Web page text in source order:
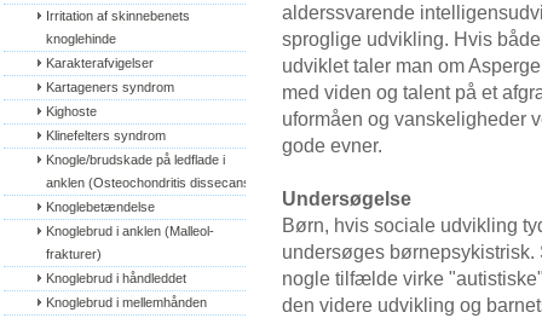
Irritation af skinnebenets
knoglehinde
Karakterafvigelser
Kartageners syndrom
Kighoste
Klinefelters syndrom
Knogle/brudskade på ledflade i
anklen (Osteochondritis dissecans)
Knoglebetændelse
Knoglebrud i anklen (Malleol-
frakturer)
Knoglebrud i håndleddet
Knoglebrud i mellemhånden
alderssvarende
sproglige udvikling. Hvis
udviklet taler man om
med viden og talent på et
uformåen og vanskeligheder
gode evner.
Undersøgelse
Børn, hvis sociale udvikling
undersøges
nogle tilfælde virke
den videre udvikling og